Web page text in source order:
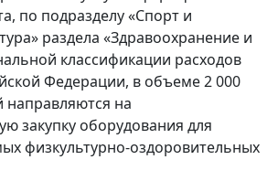
по подразделу «Спорт и
раздела «Здравоохранение и
классификации расходов
Федерации, в объеме 2 000
направляются на
закупку оборудования для
физкультурно-оздоровительных